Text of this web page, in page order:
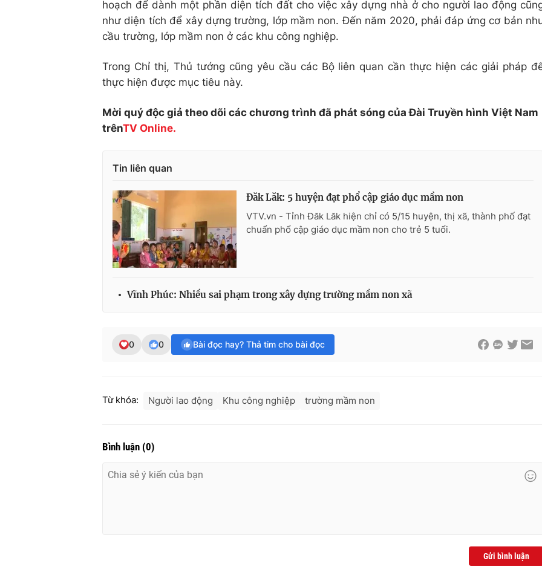
hoạch để dành một phần diện tích đất cho việc xây dựng nhà ở cho người lao động
như diện tích để xây dựng trường, lớp mầm non. Đến năm 2020, phải đáp ứng cơ bản
cầu trường, lớp mầm non ở các khu công nghiệp.
Trong Chỉ thị, Thủ tướng cũng yêu cầu các Bộ liên quan cần thực hiện các giải pháp
thực hiện được mục tiêu này.
Mời quý độc giả theo dõi các chương trình đã phát sóng của Đài Truyền hình Việt Nam
trênTV Online.
Tin liên quan
Đăk Lăk: 5 huyện đạt phổ cập giáo dục mầm non
VTV.vn - Tỉnh Đăk Lăk hiện chỉ có 5/15 huyện, thị xã, thành phố đạt
chuẩn phổ cập giáo dục mầm non cho trẻ 5 tuổi.
Vĩnh Phúc: Nhiều sai phạm trong xây dựng trường mầm non xã
0 0 Bài đọc hay? Thả tim cho bài đọc
Từ khóa: Người lao động Khu công nghiệp trường mầm non
Bình luận (0)
Gửi bình luận